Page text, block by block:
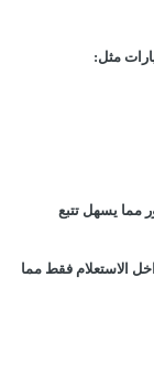
مثل:
مما يسهل تتبع
الاستعلام فقط مما